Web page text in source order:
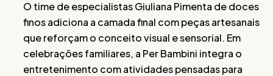
O time de especialistas Giuliana Pimenta de doces
finos adiciona a camada final com peças artesanais
que reforçam o conceito visual e sensorial. Em
celebrações familiares, a Per Bambini integra o
entretenimento com atividades pensadas para